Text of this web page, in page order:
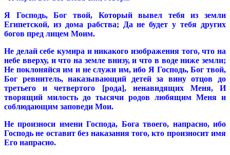
Я Господь, Бог твой, Который вывел тебя из земли
Египетской, из дома рабства; Да не будет у тебя других
богов пред лицем Моим.
Не делай себе кумира и никакого изображения того, что на
небе вверху, и что на земле внизу, и что в воде ниже земли;
Не поклоняйся им и не служи им, ибо Я Господь, Бог твой,
Бог ревнитель, наказывающий детей за вину отцов до
третьего и четвертого [рода], ненавидящих Меня, И
творящий милость до тысячи родов любящим Меня и
соблюдающим заповеди Мои.
Не произноси имени Господа, Бога твоего, напрасно, ибо
Господь не оставит без наказания того, кто произносит имя
Его напрасно.